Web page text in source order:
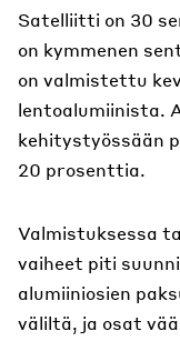
Satelliitti on 30
on kymmenen
on valmistettu
lentoalumiinista.
kehitystyössään
20 prosenttia.
Valmistuksessa
vaiheet piti
alumiiniosien
väliltä, ja osat